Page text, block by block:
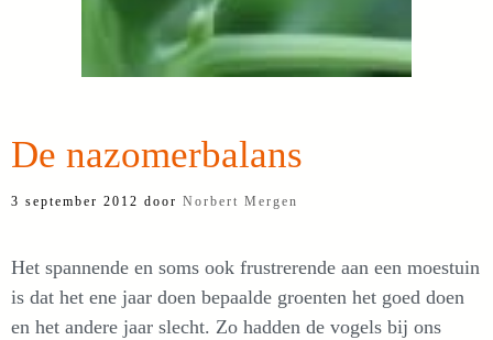
De nazomerbalans
3 september 2012 door Norbert Mergen
Het spannende en soms ook frustrerende aan een moestuin
is dat het ene jaar doen bepaalde groenten het goed doen
en het andere jaar slecht. Zo hadden de vogels bij ons